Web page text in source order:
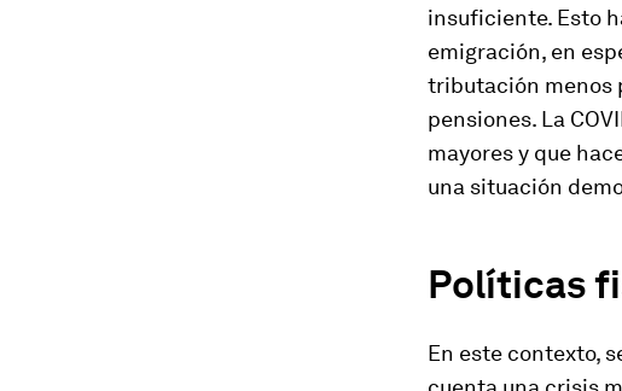
insuficiente. Esto
emigración, en
tributación menos
pensiones. La
mayores y que
una situación
Políticas
En este contexto,